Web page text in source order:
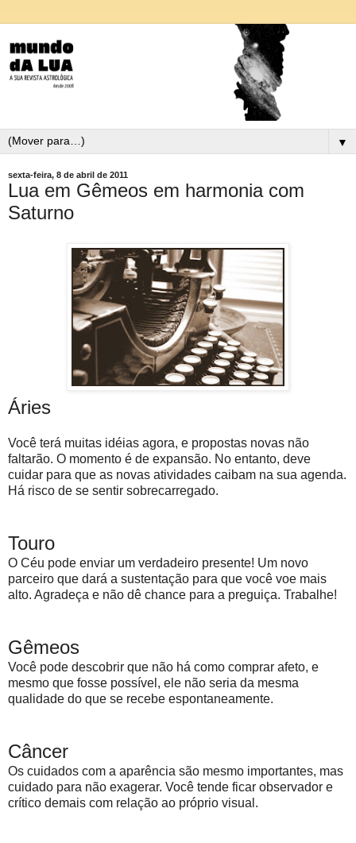
▼
sexta-feira, 8 de abril de 2011
Lua em Gêmeos em harmonia com
Saturno
Áries
Você terá muitas idéias agora, e propostas novas não
faltarão. O momento é de expansão. No entanto, deve
cuidar para que as novas atividades caibam na sua agenda.
Há risco de se sentir sobrecarregado.
Touro
O Céu pode enviar um verdadeiro presente! Um novo
parceiro que dará a sustentação para que você voe mais
alto. Agradeça e não dê chance para a preguiça. Trabalhe!
Gêmeos
Você pode descobrir que não há como comprar afeto, e
mesmo que fosse possível, ele não seria da mesma
qualidade do que se recebe espontaneamente.
Câncer
Os cuidados com a aparência são mesmo importantes, mas
cuidado para não exagerar. Você tende ficar observador e
crítico demais com relação ao próprio visual.